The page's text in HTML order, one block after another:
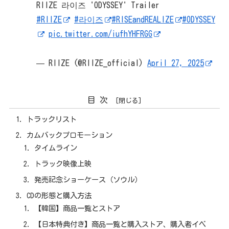
RIIZE 라이즈 'ODYSSEY' Trailer
#RIIZE
#라이즈 #RISEandREALIZE
#ODYSSEY
pic.twitter.com/iufhYHFRGG
— RIIZE (@RIIZE_official) April 27, 2025
目次
トラックリスト
カムバックプロモーション
タイムライン
トラック映像上映
発売記念ショーケース（ソウル）
CDの形態と購入方法
【韓国】商品一覧とストア
【日本特典付き】商品一覧と購入ストア、購入者イベ